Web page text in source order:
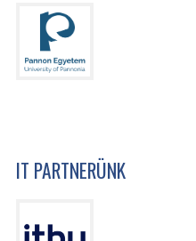
IT PARTNERÜNK